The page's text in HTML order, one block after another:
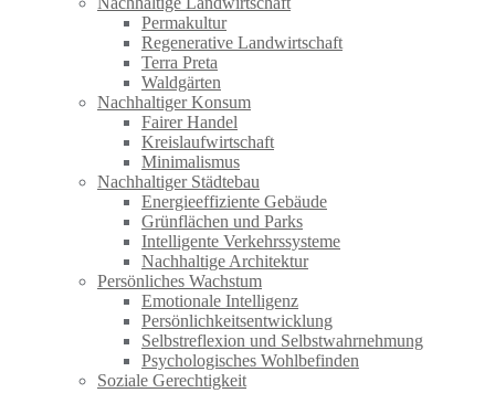
Permakultur
Regenerative Landwirtschaft
Terra Preta
Waldgärten
Nachhaltiger Konsum
Fairer Handel
Kreislaufwirtschaft
Minimalismus
Nachhaltiger Städtebau
Energieeffiziente Gebäude
Grünflächen und Parks
Intelligente Verkehrssysteme
Nachhaltige Architektur
Persönliches Wachstum
Emotionale Intelligenz
Persönlichkeitsentwicklung
Selbstreflexion und Selbstwahrnehmung
Psychologisches Wohlbefinden
Soziale Gerechtigkeit